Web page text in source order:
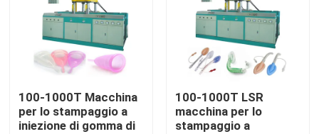
notizie
VR SHOW
100-1000T Macchina
per lo stampaggio a
iniezione di gomma di
100-1000T LSR
macchina per lo
stampaggio a